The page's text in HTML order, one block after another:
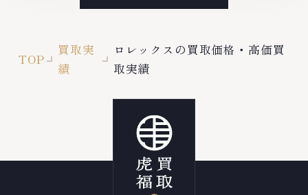
TOP
買取実
績
ロレックスの買取価格・高価買
取実績